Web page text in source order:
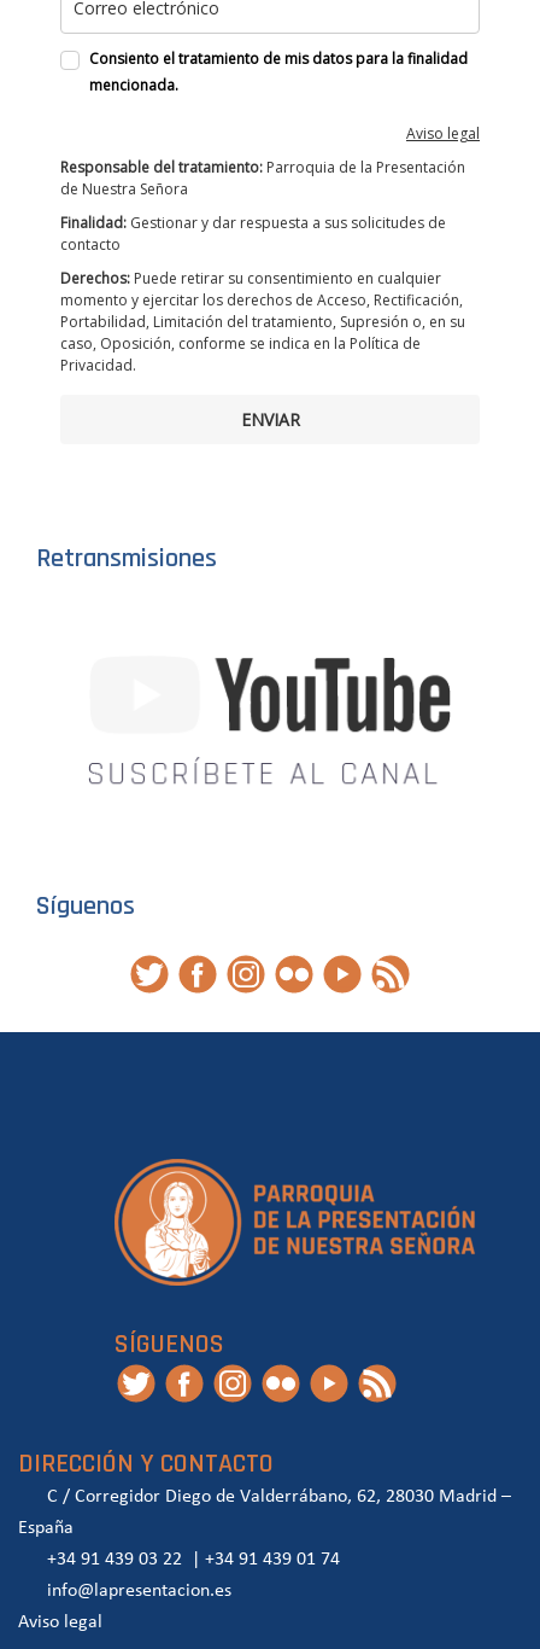
Consiento el tratamiento de mis datos para la finalidad
mencionada.
Aviso legal
Responsable del tratamiento: Parroquia de la Presentación
de Nuestra Señora
Finalidad: Gestionar y dar respuesta a sus solicitudes de
contacto
Derechos: Puede retirar su consentimiento en cualquier
momento y ejercitar los derechos de Acceso, Rectificación,
Portabilidad, Limitación del tratamiento, Supresión o, en su
caso, Oposición, conforme se indica en la Política de
Privacidad.
ENVIAR
Retransmisiones
Síguenos
SÍGUENOS
DIRECCIÓN Y CONTACTO
C / Corregidor Diego de Valderrábano, 62, 28030 Madrid –
España
+34 91 439 03 22
+34 91 439 01 74
info@lapresentacion.es
Aviso legal